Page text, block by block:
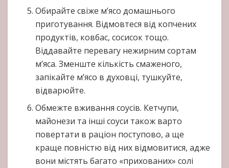
Обирайте свіже м’ясо домашнього
приготування. Відмовтеся від копчених
продуктів, ковбас, сосисок тощо.
Віддавайте перевагу нежирним сортам
м’яса. Зменште кількість смаженого,
запікайте м’ясо в духовці, тушкуйте,
відварюйте.
Обмежте вживання соусів. Кетчупи,
майонези та інші соуси також варто
повертати в раціон поступово, а ще
краще повністю від них відмовитися, адже
вони містять багато «прихованих» солі